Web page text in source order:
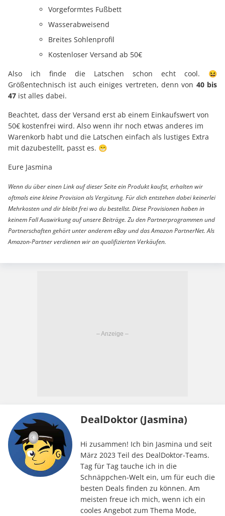
Vorgeformtes Fußbett
Wasserabweisend
Breites Sohlenprofil
Kostenloser Versand ab 50€
Also ich finde die Latschen schon echt cool. 😆
Größentechnisch ist auch einiges vertreten, denn von 40 bis
47 ist alles dabei.
Beachtet, dass der Versand erst ab einem Einkaufswert von
50€ kostenfrei wird. Also wenn ihr noch etwas anderes im
Warenkorb habt und die Latschen einfach als lustiges Extra
mit dazubestellt, passt es. 😁
Eure Jasmina
Wenn du über einen Link auf dieser Seite ein Produkt kaufst, erhalten wir
oftmals eine kleine Provision als Vergütung. Für dich entstehen dabei keinerlei
Mehrkosten und dir bleibt frei wo du bestellst. Diese Provisionen haben in
keinem Fall Auswirkung auf unsere Beiträge. Zu den Partnerprogrammen und
Partnerschaften gehört unter anderem eBay und das Amazon PartnerNet. Als
Amazon-Partner verdienen wir an qualifizierten Verkäufen.
DealDoktor (Jasmina)
Hi zusammen! Ich bin Jasmina und seit
März 2023 Teil des DealDoktor-Teams.
Tag für Tag tauche ich in die
Schnäppchen-Welt ein, um für euch die
besten Deals finden zu können. Am
meisten freue ich mich, wenn ich ein
cooles Angebot zum Thema Mode,